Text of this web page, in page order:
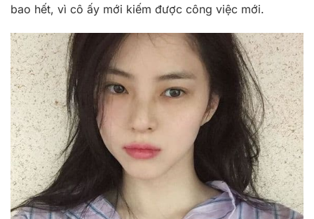
bao hết, vì cô ấy mới kiếm được công việc mới.